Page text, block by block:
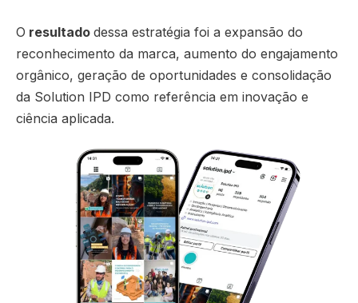
O resultado dessa estratégia foi a expansão do
reconhecimento da marca, aumento do engajamento
orgânico, geração de oportunidades e consolidação
da Solution IPD como referência em inovação e
ciência aplicada.